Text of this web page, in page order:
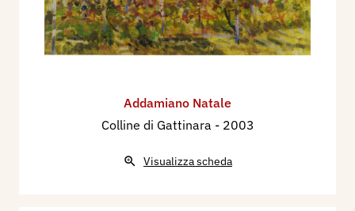
Addamiano Natale
Colline di Gattinara - 2003
Visualizza scheda